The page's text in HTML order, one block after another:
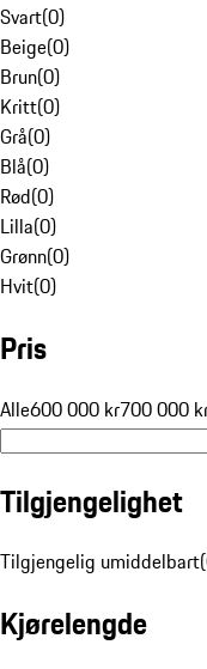
Svart(0)
Beige(0)
Brun(0)
Kritt(0)
Grå(0)
Blå(0)
Rød(0)
Lilla(0)
Grønn(0)
Hvit(0)
Pris
Alle600 000 kr700 000
Tilgjengelighet
Tilgjengelig umiddelbart(
Kjørelengde